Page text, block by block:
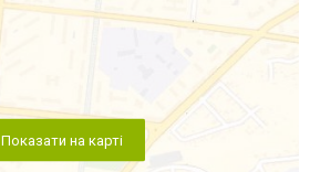
Показати на карті